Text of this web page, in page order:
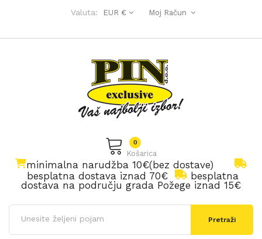
Valuta: EUR € Moj Račun
Košarica
0
minimalna narudžba 10€(bez dostave)
besplatna dostava iznad 70€
besplatna
dostava na području grada Požege iznad 15€
Pretraži